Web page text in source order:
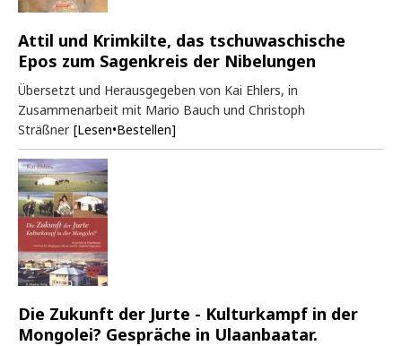
Attil und Krimkilte, das tschuwaschische
Epos zum Sagenkreis der Nibelungen
Übersetzt und Herausgegeben von Kai Ehlers, in
Zusammenarbeit mit Mario Bauch und Christoph
Sträßner [Lesen•Bestellen]
Die Zukunft der Jurte - Kulturkampf in der
Mongolei? Gespräche in Ulaanbaatar.